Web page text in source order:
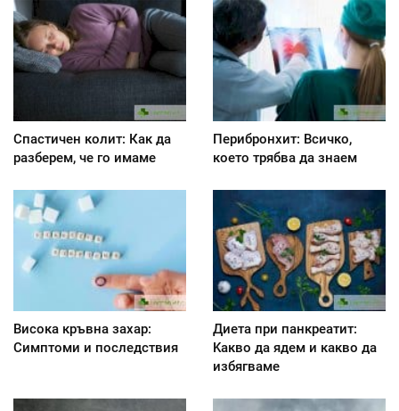
Спастичен колит: Как да
разберем, че го имаме
Перибронхит: Всичко,
което трябва да знаем
Висока кръвна захар:
Симптоми и последствия
Диета при панкреатит:
Kакво да ядем и какво да
избягваме